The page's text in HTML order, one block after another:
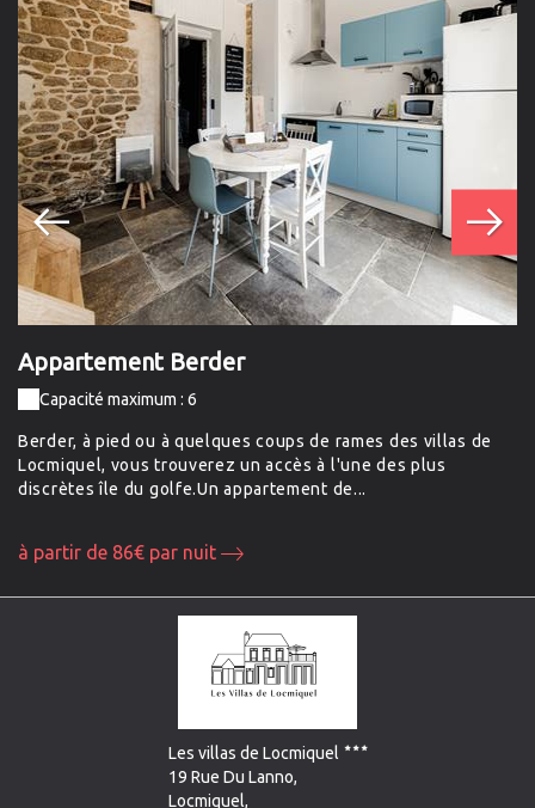
Appartement Berder
Capacité maximum : 6
Berder, à pied ou à quelques coups de rames des villas de
Locmiquel, vous trouverez un accès à l'une des plus
discrètes île du golfe.Un appartement de...
à partir de 86€ par nuit
Les villas de Locmiquel
19 Rue Du Lanno,
Locmiquel,